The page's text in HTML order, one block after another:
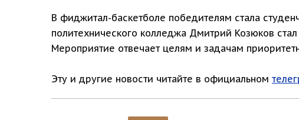
В фиджитал-баскетболе победителям стала
политехнического колледжа Дмитрий Козюков
Мероприятие отвечает целям и задачам
Эту и другие новости читайте в официальном